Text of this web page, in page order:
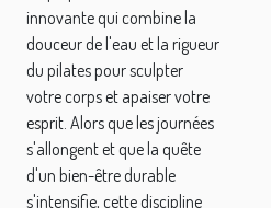
réduire les
douleurs
dorsales
innovante qui combine la
douceur de l'eau et la rigueur
du pilates pour sculpter
votre corps et apaiser votre
esprit. Alors que les journées
s'allongent et que la quête
d'un bien-être durable
s'intensifie, cette discipline